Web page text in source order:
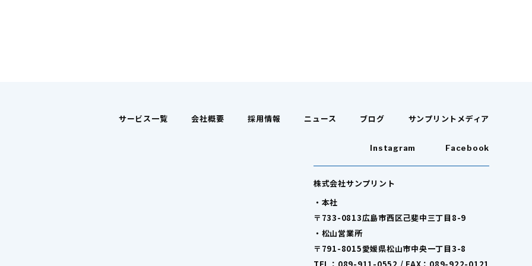
サービス一覧 会社概要 採用情報 ニュース ブログ サンプリントメディア
Instagram Facebook
株式会社サンプリント
・本社
〒733-0813広島市西区己斐中三丁目8-9
・松山営業所
〒791-8015愛媛県松山市中央一丁目3-8